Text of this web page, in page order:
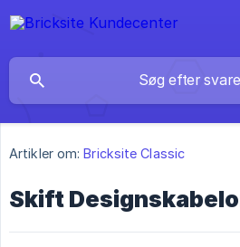
Artikler om: Bricksite Classic
Skift